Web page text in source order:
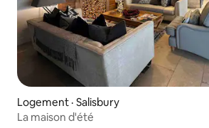
Logement · Salisbury
La maison d'été